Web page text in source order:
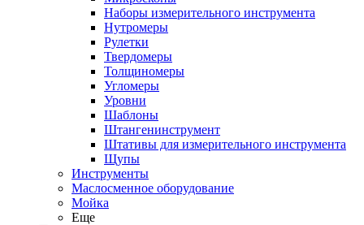
Наборы измерительного инструмента
Нутромеры
Рулетки
Твердомеры
Толщиномеры
Угломеры
Уровни
Шаблоны
Штангенинструмент
Штативы для измерительного инструмента
Щупы
Инструменты
Маслосменное оборудование
Мойка
Еще